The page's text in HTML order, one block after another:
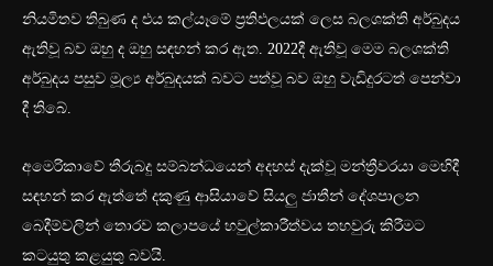
නියමිතව තිබුණ ද එය කල්යෑමේ ප්‍රතිඵලයක් ලෙස බලශක්ති අර්බුදය
ඇතිවූ බව ඔහු ද ඔහු සඳහන් කර ඇත. 2022දී ඇතිවූ මෙම බලශක්ති
අර්බුදය පසුව මූල්‍ය අර්බුදයක් බවට පත්වූ බව ඔහු වැඩිදුරටත් පෙන්වා
දී තිබේ.
අමෙරිකාවේ තීරුබදු සම්බන්ධයෙන් අදහස් දැක්වූ මන්ත්‍රීවරයා මෙහිදී
සඳහන් කර ඇත්තේ දකුණු ආසියාවේ සියලු ජාතීන් දේශපාලන
බෙදීම්වලින් තොරව කලාපයේ හවුල්කාරීත්වය තහවුරු කිරීමට
කටයුතු කළයුතු බවයි.